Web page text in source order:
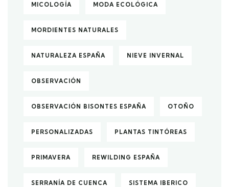
MICOLOGÍA MODA ECOLÓGICA
MORDIENTES NATURALES
NATURALEZA ESPAÑA NIEVE INVERNAL
OBSERVACIÓN
OBSERVACIÓN BISONTES ESPAÑA OTOÑO
PERSONALIZADAS PLANTAS TINTÓREAS
PRIMAVERA REWILDING ESPAÑA
SERRANÍA DE CUENCA SISTEMA IBERICO